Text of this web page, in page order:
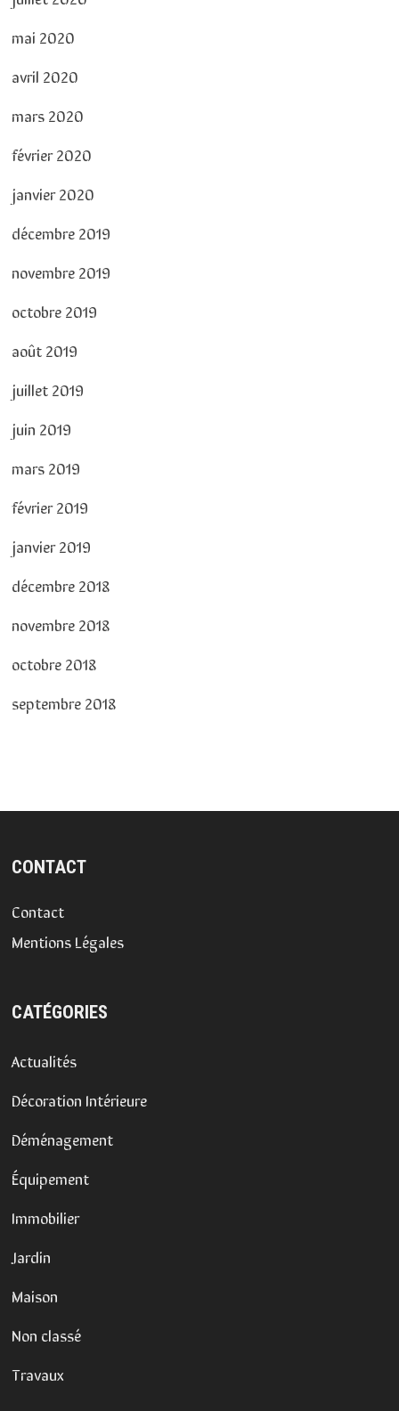
mai 2020
avril 2020
mars 2020
février 2020
janvier 2020
décembre 2019
novembre 2019
octobre 2019
août 2019
juillet 2019
juin 2019
mars 2019
février 2019
janvier 2019
décembre 2018
novembre 2018
octobre 2018
septembre 2018
CONTACT
Contact
Mentions Légales
CATÉGORIES
Actualités
Décoration Intérieure
Déménagement
Équipement
Immobilier
Jardin
Maison
Non classé
Travaux